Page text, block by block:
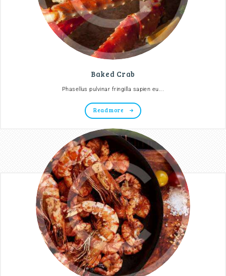
Baked Crab
Phasellus pulvinar fringilla sapien eu...
Read more